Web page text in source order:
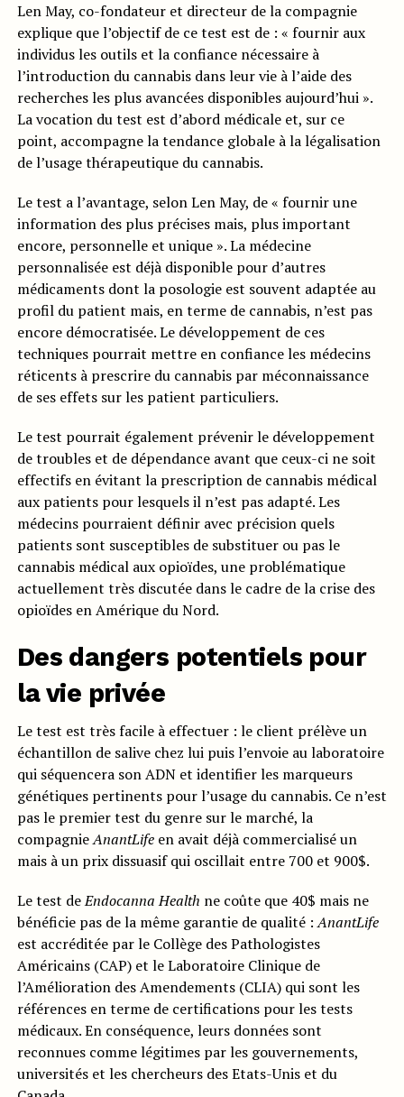
Len May, co-fondateur et directeur de la compagnie
explique que l’objectif de ce test est de : « fournir aux
individus les outils et la confiance nécessaire à
l’introduction du cannabis dans leur vie à l’aide des
recherches les plus avancées disponibles aujourd’hui ».
La vocation du test est d’abord médicale et, sur ce
point, accompagne la tendance globale à la légalisation
de l’usage thérapeutique du cannabis.
Le test a l’avantage, selon Len May, de « fournir une
information des plus précises mais, plus important
encore, personnelle et unique ». La médecine
personnalisée est déjà disponible pour d’autres
médicaments dont la posologie est souvent adaptée au
profil du patient mais, en terme de cannabis, n’est pas
encore démocratisée. Le développement de ces
techniques pourrait mettre en confiance les médecins
réticents à prescrire du cannabis par méconnaissance
de ses effets sur les patient particuliers.
Le test pourrait également prévenir le développement
de troubles et de dépendance avant que ceux-ci ne soit
effectifs en évitant la prescription de cannabis médical
aux patients pour lesquels il n’est pas adapté. Les
médecins pourraient définir avec précision quels
patients sont susceptibles de substituer ou pas le
cannabis médical aux opioïdes, une problématique
actuellement très discutée dans le cadre de la crise des
opioïdes en Amérique du Nord.
Des dangers potentiels pour
la vie privée
Le test est très facile à effectuer : le client prélève un
échantillon de salive chez lui puis l’envoie au laboratoire
qui séquencera son ADN et identifier les marqueurs
génétiques pertinents pour l’usage du cannabis. Ce n’est
pas le premier test du genre sur le marché, la
compagnieAnantLifeen avait déjà commercialisé un
mais à un prix dissuasif qui oscillait entre 700 et 900$.
Le test deEndocanna Health ne coûte que 40$ mais ne
bénéficie pas de la même garantie de qualité :AnantLife
est accréditée par le Collège des Pathologistes
Américains (CAP) et le Laboratoire Clinique de
l’Amélioration des Amendements (CLIA) qui sont les
références en terme de certifications pour les tests
médicaux. En conséquence, leurs données sont
reconnues comme légitimes par les gouvernements,
universités et les chercheurs des Etats-Unis et du